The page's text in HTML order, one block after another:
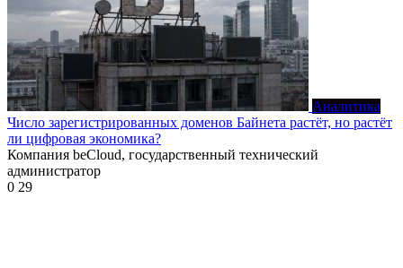
Аналитика
Число зарегистрированных доменов Байнета растёт, но растёт
ли цифровая экономика?
Компания beCloud, государственный технический
администратор
0 29